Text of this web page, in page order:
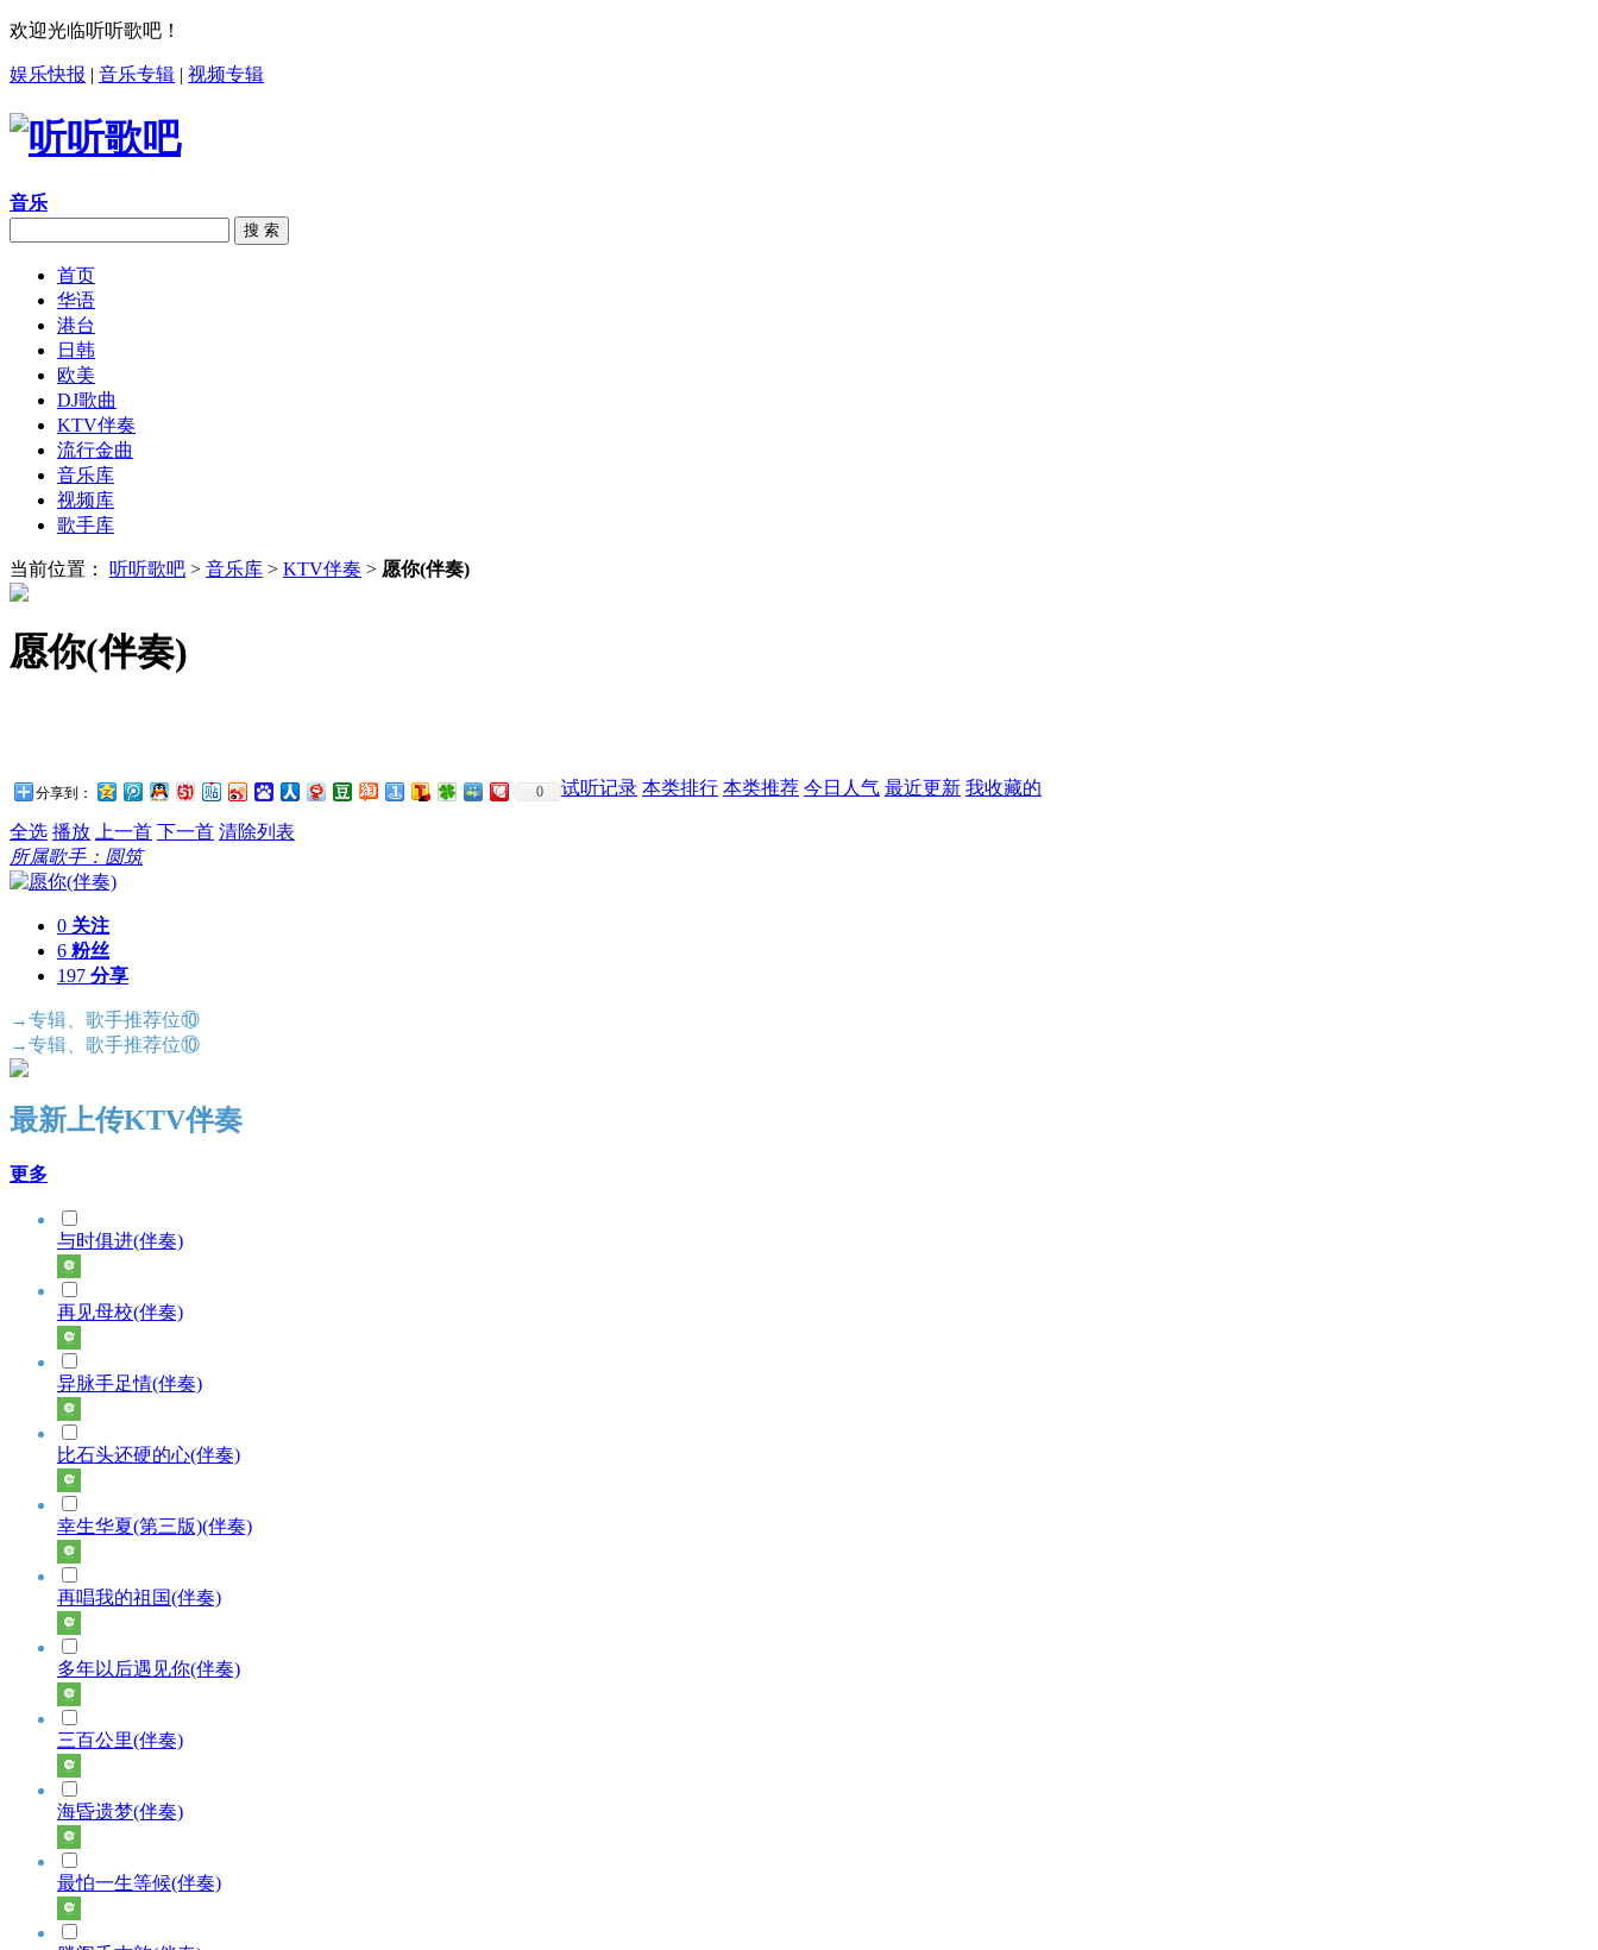
欢迎光临听听歌吧！
娱乐快报 | 音乐专辑 | 视频专辑
音乐
搜 索
首页
华语
港台
日韩
欧美
DJ歌曲
KTV伴奏
流行金曲
音乐库
视频库
歌手库
当前位置： 听听歌吧 > 音乐库 > KTV伴奏 > 愿你(伴奏)
愿你(伴奏)
分享到： 0 试听记录 本类排行 本类推荐 今日人气 最近更新 我收藏的
全选 播放 上一首 下一首 清除列表
所属歌手：圆筑
0 关注
6 粉丝
197 分享
→专辑、歌手推荐位⑩
→专辑、歌手推荐位⑩
最新上传KTV伴奏
更多
与时俱进(伴奏)
再见母校(伴奏)
异脉手足情(伴奏)
比石头还硬的心(伴奏)
幸生华夏(第三版)(伴奏)
再唱我的祖国(伴奏)
多年以后遇见你(伴奏)
三百公里(伴奏)
海昏遗梦(伴奏)
最怕一生等候(伴奏)